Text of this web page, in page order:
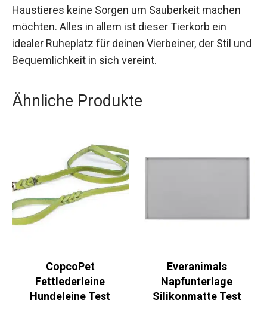
Haustieres keine Sorgen um Sauberkeit machen
möchten. Alles in allem ist dieser Tierkorb ein
idealer Ruheplatz für deinen Vierbeiner, der Stil und
Bequemlichkeit in sich vereint.
Ähnliche Produkte
CopcoPet
Fettlederleine
Hundeleine Test
Everanimals
Napfunterlage
Silikonmatte Test